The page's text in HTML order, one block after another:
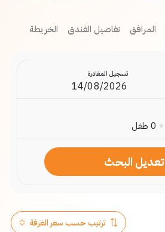
المرافق تفاصيل الفندق الخريطة
تسجيل المغادرة
0 طفل
تعديل البحث